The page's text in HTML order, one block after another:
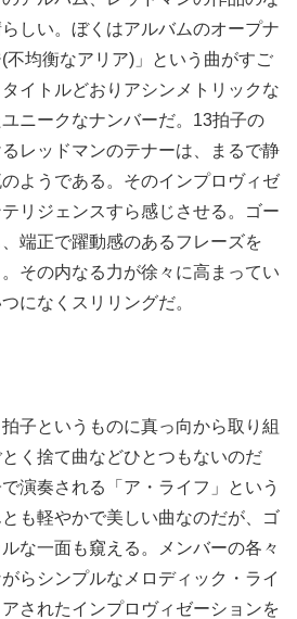
しい。ぼくはアルバムのオープナ
不均衡なアリア)」という曲がすご
イトルどおりアシンメトリックな
ニークなナンバーだ。13拍子の
レッドマンのテナーは、まるで静
ようである。そのインプロヴィゼ
リジェンスすら感じさせる。ゴー
端正で躍動感のあるフレーズを
その内なる力が徐々に高まってい
になくスリリングだ。
子というものに真っ向から取り組
く捨て曲などひとつもないのだ
演奏される「ア・ライフ」という
も軽やかで美しい曲なのだが、ゴ
な一面も窺える。メンバーの各々
らシンプルなメロディック・ライ
されたインプロヴィゼーションを